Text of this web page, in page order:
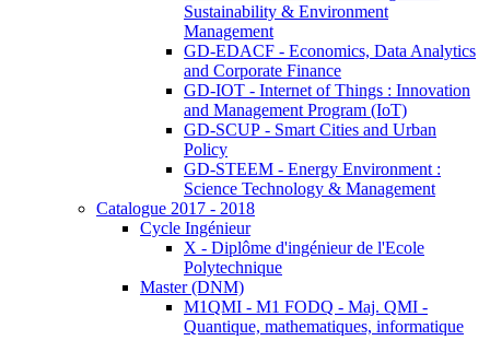
Sustainability & Environment
Management
GD-EDACF - Economics, Data Analytics
and Corporate Finance
GD-IOT - Internet of Things : Innovation
and Management Program (IoT)
GD-SCUP - Smart Cities and Urban
Policy
GD-STEEM - Energy Environment :
Science Technology & Management
Catalogue 2017 - 2018
Cycle Ingénieur
X - Diplôme d'ingénieur de l'Ecole
Polytechnique
Master (DNM)
M1QMI - M1 FODQ - Maj. QMI -
Quantique, mathematiques, informatique